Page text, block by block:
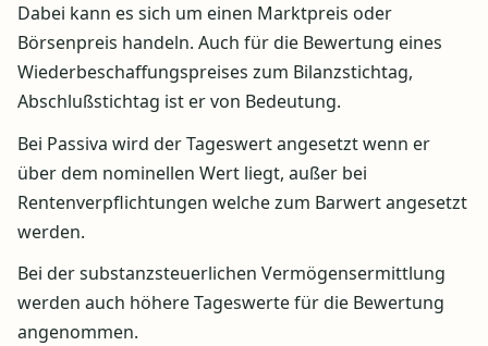
Dabei kann es sich um einen Marktpreis oder
Börsenpreis handeln. Auch für die Bewertung eines
Wiederbeschaffungspreises zum Bilanzstichtag,
Abschlußstichtag ist er von Bedeutung.
Bei Passiva wird der Tageswert angesetzt wenn er
über dem nominellen Wert liegt, außer bei
Rentenverpflichtungen welche zum Barwert angesetzt
werden.
Bei der substanzsteuerlichen Vermögensermittlung
werden auch höhere Tageswerte für die Bewertung
angenommen.